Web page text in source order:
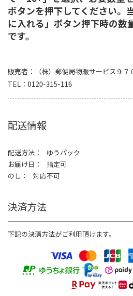
ボタンを押下してください。
に入れる」ボタン押下時の数
です。
販売者
（株）郵便局物販サービス９７
TEL
0120-315-116
配送情報
配送方法
ゆうパック
お届け日
指定可
のし
対応不可
決済方法
下記の決済方法がご利用頂けます。